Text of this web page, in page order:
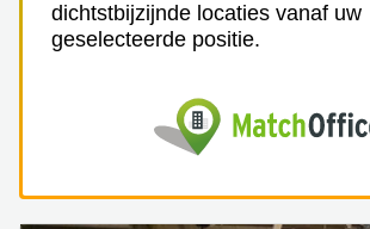
dichtstbijzijnde locaties vanaf uw
geselecteerde positie.